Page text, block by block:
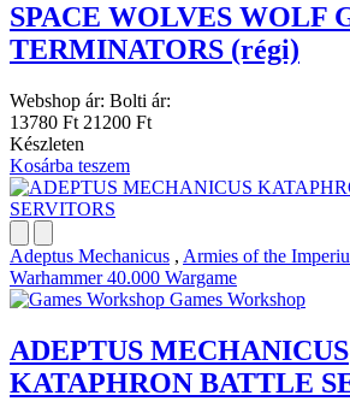
SPACE WOLVES WOLF
TERMINATORS (régi)
Webshop ár: Bolti ár:
13780 Ft 21200 Ft
Készleten
Kosárba teszem
Adeptus Mechanicus , Armies of the
Warhammer 40.000 Wargame
Games Workshop
ADEPTUS MECHANICUS
KATAPHRON BATTLE